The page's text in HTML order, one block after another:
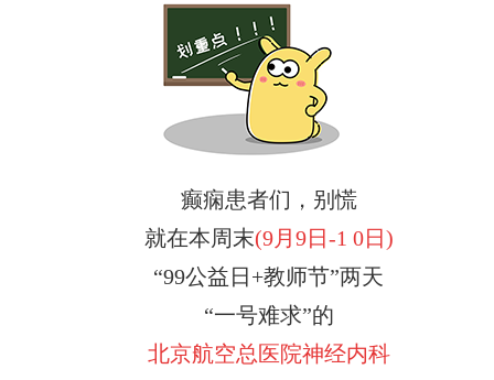
癫痫患者们，别慌
就在本周末(9月9日-1 0日)
“99公益日+教师节”两天
“一号难求”的
北京航空总医院神经内科